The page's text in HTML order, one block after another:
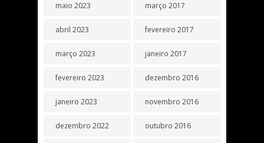
maio 2023
abril 2023
março 2023
fevereiro 2023
janeiro 2023
dezembro 2022
março 2017
fevereiro 2017
janeiro 2017
dezembro 2016
novembro 2016
outubro 2016